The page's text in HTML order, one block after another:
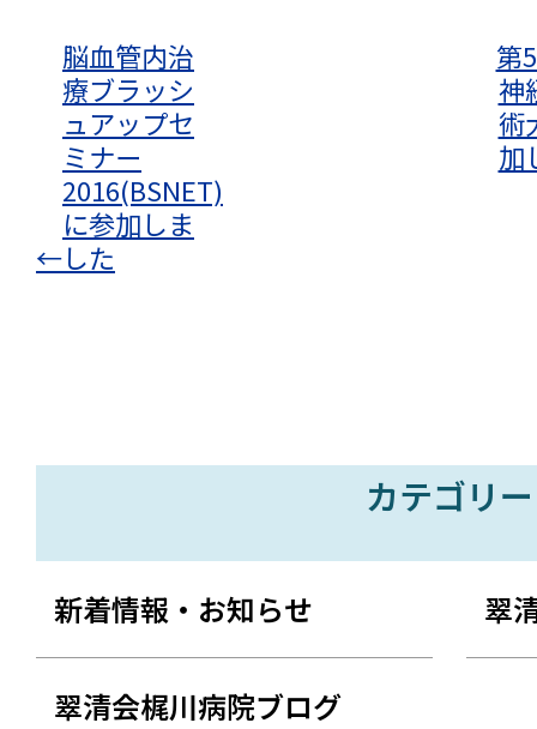
←
脳血管内治
療ブラッシ
ュアップセ
ミナー
2016(BSNET)
に参加しま
した
第
神
術
加
カテゴリー
新着情報・お知らせ 翠
翠清会梶川病院ブログ